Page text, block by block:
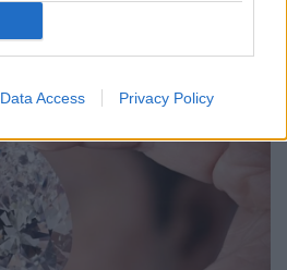
Data Access Privacy Policy